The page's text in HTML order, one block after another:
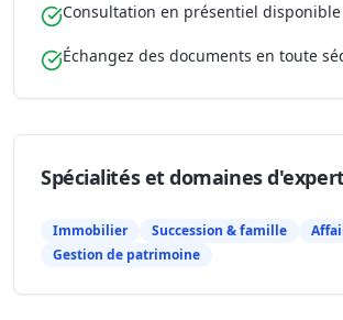
Consultation en présentiel disponible
Échangez des documents en toute
Spécialités et domaines
Immobilier Succession & famille
Gestion de patrimoine